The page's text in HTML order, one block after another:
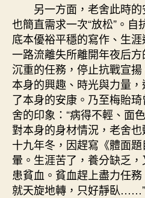
另一方面，老舍此時
也簡直需求一次“放松”。
底本優裕平穩的寫作、生
一路流離失所離開年夜后
沉重的任務，停止抗戰宣
本身的興趣、時光與力量
了本身的安康。乃至梅貽
舍的印象：“病得不輕、面
對本身的身材情況，老舍也
十九年冬，因趕寫《體面
暈。生涯苦了，養分缺乏
患貧血。貧血趕上盡力任
就天旋地轉，只好靜臥……”